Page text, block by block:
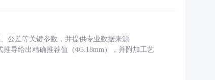
公差等关键参数，并提供专业数据来源
推导给出精确推荐值（Φ5.18mm），并附加工艺